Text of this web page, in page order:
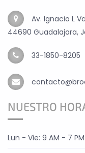
Av. Ignacio L
44690 Guadalajara,
33-1850-8205
NUESTRO
Lun - Vie: 9 AM - 7 PM